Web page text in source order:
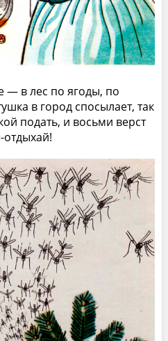
— в лес по ягоды, по
в город спосылает, так
подать, и восьми верст